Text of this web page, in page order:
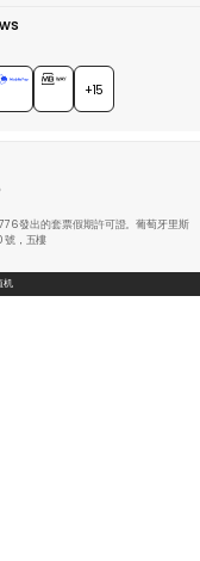
+15
發出的套票假期許可證。葡萄牙里斯
號，五樓
机